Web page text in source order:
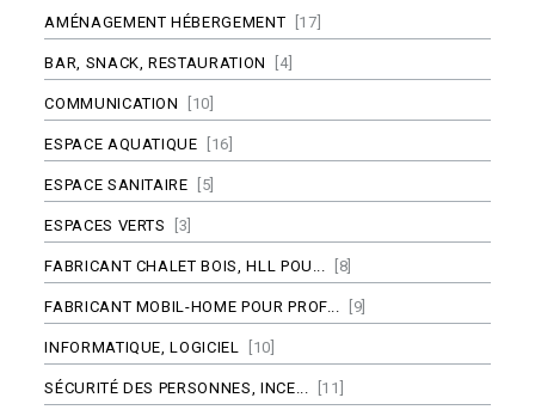
AMÉNAGEMENT HÉBERGEMENT [17]
BAR, SNACK, RESTAURATION [4]
COMMUNICATION [10]
ESPACE AQUATIQUE [16]
ESPACE SANITAIRE [5]
ESPACES VERTS [3]
FABRICANT CHALET BOIS, HLL POU... [8]
FABRICANT MOBIL-HOME POUR PROF... [9]
INFORMATIQUE, LOGICIEL [10]
SÉCURITÉ DES PERSONNES, INCE... [11]